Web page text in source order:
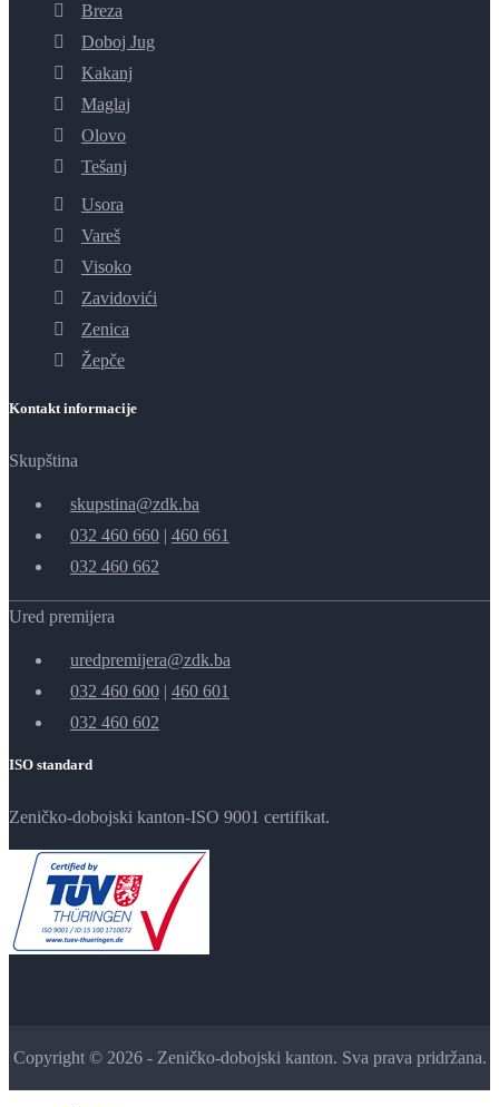
Breza
Doboj Jug
Kakanj
Maglaj
Olovo
Tešanj
Usora
Vareš
Visoko
Zavidovići
Zenica
Žepče
Kontakt informacije
Skupština
skupstina@zdk.ba
032 460 660 | 460 661
032 460 662
Ured premijera
uredpremijera@zdk.ba
032 460 600 | 460 601
032 460 602
ISO standard
Zeničko-dobojski kanton-ISO 9001 certifikat.
Copyright © 2026 - Zeničko-dobojski kanton. Sva prava pridržana.